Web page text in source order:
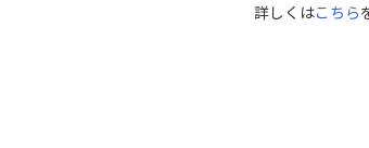
詳しくはこちら